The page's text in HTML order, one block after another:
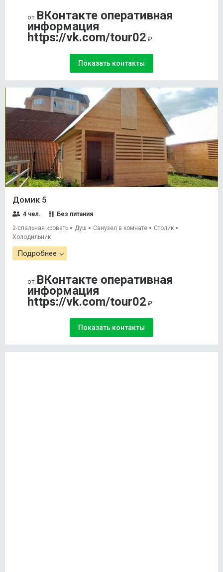
от ВКонтакте оперативная
информация
https://vk.com/tour02 ₽
Показать контакты
Домик 5
4 чел.
Без питания
2-спальная кровать
Душ Санузел в комнате
Столик
Холодильник
Подробнее
от ВКонтакте оперативная
информация
https://vk.com/tour02 ₽
Показать контакты